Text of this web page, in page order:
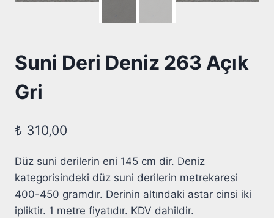
Suni Deri Deniz 263 Açık
Gri
₺ 310,00
Düz suni derilerin eni 145 cm dir. Deniz
kategorisindeki düz suni derilerin metrekaresi
400-450 gramdır. Derinin altındaki astar cinsi iki
ipliktir. 1 metre fiyatıdır. KDV dahildir.